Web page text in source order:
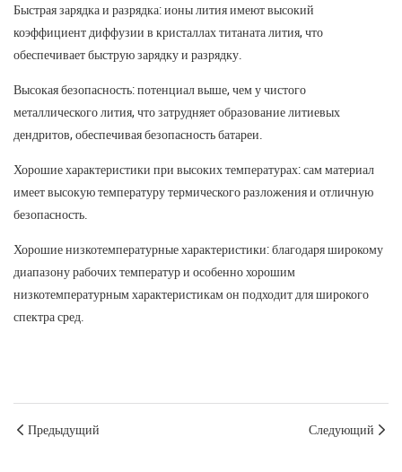
Быстрая зарядка и разрядка: ионы лития имеют высокий
коэффициент диффузии в кристаллах титаната лития, что
обеспечивает быструю зарядку и разрядку.
Высокая безопасность: потенциал выше, чем у чистого
металлического лития, что затрудняет образование литиевых
дендритов, обеспечивая безопасность батареи.
Хорошие характеристики при высоких температурах: сам материал
имеет высокую температуру термического разложения и отличную
безопасность.
Хорошие низкотемпературные характеристики: благодаря широкому
диапазону рабочих температур и особенно хорошим
низкотемпературным характеристикам он подходит для широкого
спектра сред.
Предыдущий Следующий